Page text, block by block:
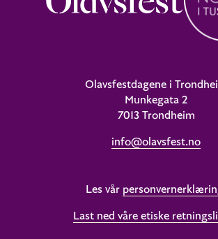
Olavsfestdagene i
Munkegata 2
7013 Trondheim
info@olavsfest.no
Les vår
Last ned våre etiske